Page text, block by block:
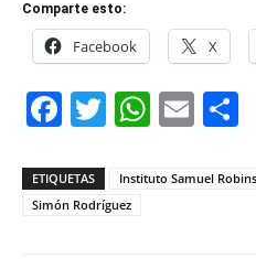
Comparte esto:
Facebook X
Facebook
Twitter
ETIQUETAS Instituto Samuel
Simón Rodríguez